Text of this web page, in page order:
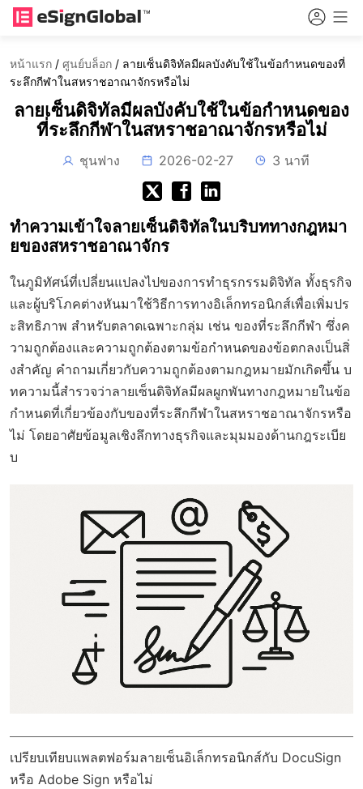
หน้าแรก / ศูนย์บล็อก / ลายเซ็นดิจิทัลมีผลบังคับใช้ในข้อกำหนดของที่
ระลึกกีฬาในสหราชอาณาจักรหรือไม่
ลายเซ็นดิจิทัลมีผลบังคับใช้ในข้อกำหนดของ
ที่ระลึกกีฬาในสหราชอาณาจักรหรือไม่
ชุนฟาง 2026-02-27 3 นาที
ทำความเข้าใจลายเซ็นดิจิทัลในบริบททางกฎหมา
ยของสหราชอาณาจักร
ในภูมิทัศน์ที่เปลี่ยนแปลงไปของการทำธุรกรรมดิจิทัล ทั้งธุรกิจ
และผู้บริโภคต่างหันมาใช้วิธีการทางอิเล็กทรอนิกส์เพื่อเพิ่มปร
ะสิทธิภาพ สำหรับตลาดเฉพาะกลุ่ม เช่น ของที่ระลึกกีฬา ซึ่งค
วามถูกต้องและความถูกต้องตามข้อกำหนดของข้อตกลงเป็นสิ่
งสำคัญ คำถามเกี่ยวกับความถูกต้องตามกฎหมายมักเกิดขึ้น บ
ทความนี้สำรวจว่าลายเซ็นดิจิทัลมีผลผูกพันทางกฎหมายในข้อ
กำหนดที่เกี่ยวข้องกับของที่ระลึกกีฬาในสหราชอาณาจักรหรือ
ไม่ โดยอาศัยข้อมูลเชิงลึกทางธุรกิจและมุมมองด้านกฎระเบีย
บ
เปรียบเทียบแพลตฟอร์มลายเซ็นอิเล็กทรอนิกส์กับ DocuSign
หรือ Adobe Sign หรือไม่